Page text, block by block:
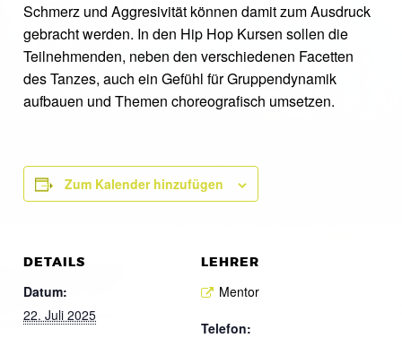
Schmerz und Aggresivität können damit zum Ausdruck
gebracht werden. In den Hip Hop Kursen sollen die
Teilnehmenden, neben den verschiedenen Facetten
des Tanzes, auch ein Gefühl für Gruppendynamik
aufbauen und Themen choreografisch umsetzen.
Zum Kalender hinzufügen
DETAILS
Datum:
22. Juli 2025
LEHRER
Mentor
Telefon: